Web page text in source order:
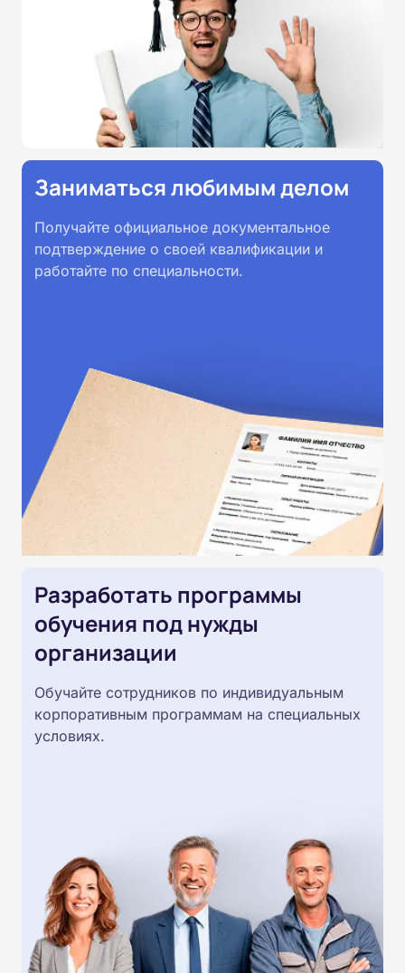
Заниматься любимым делом
Получайте официальное документальное
подтверждение о своей квалификации и
работайте по специальности.
Разработать программы
обучения под нужды
организации
Обучайте сотрудников по индивидуальным
корпоративным программам на специальных
условиях.